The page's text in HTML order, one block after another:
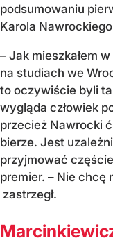
podsumowaniu
Karola
– Jak mieszkałem
na studiach we
to oczywiście byli
wygląda człowiek
przecież Nawrocki
bierze. Jest
przyjmować
premier. – Nie chcę
zastrzegł.